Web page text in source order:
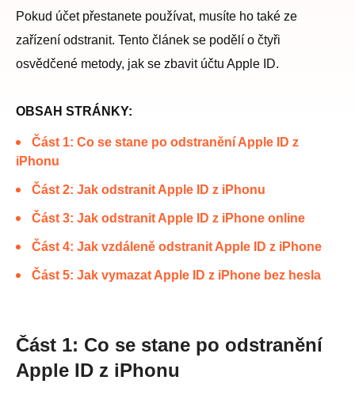
Pokud účet přestanete používat, musíte ho také ze
zařízení odstranit. Tento článek se podělí o čtyři
osvědčené metody, jak se zbavit účtu Apple ID.
OBSAH STRÁNKY:
Část 1: Co se stane po odstranění Apple ID z
iPhonu
Část 2: Jak odstranit Apple ID z iPhonu
Část 3: Jak odstranit Apple ID z iPhone online
Část 4: Jak vzdáleně odstranit Apple ID z iPhone
Část 5: Jak vymazat Apple ID z iPhone bez hesla
Část 1: Co se stane po odstranění
Apple ID z iPhonu